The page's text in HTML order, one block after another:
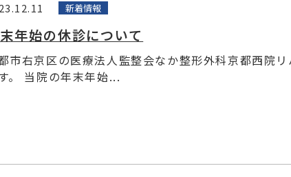
新着情報
年始の休診について
市右京区の医療法人監整会なか整形外科京都西院
。 当院の年末年始...